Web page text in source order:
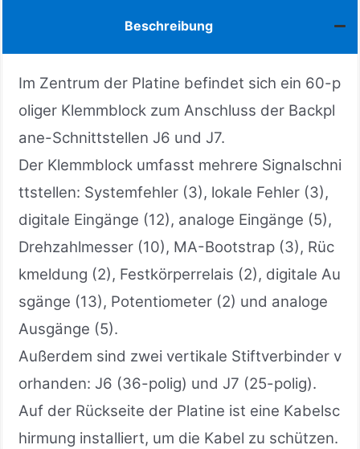
Beschreibung
Im Zentrum der Platine befindet sich ein 60-p
oliger Klemmblock zum Anschluss der Backpl
ane-Schnittstellen J6 und J7.
Der Klemmblock umfasst mehrere Signalschni
ttstellen: Systemfehler (3), lokale Fehler (3),
digitale Eingänge (12), analoge Eingänge (5),
Drehzahlmesser (10), MA-Bootstrap (3), Rüc
kmeldung (2), Festkörperrelais (2), digitale Au
sgänge (13), Potentiometer (2) und analoge
Ausgänge (5).
Außerdem sind zwei vertikale Stiftverbinder v
orhanden: J6 (36-polig) und J7 (25-polig).
Auf der Rückseite der Platine ist eine Kabelsc
hirmung installiert, um die Kabel zu schützen.